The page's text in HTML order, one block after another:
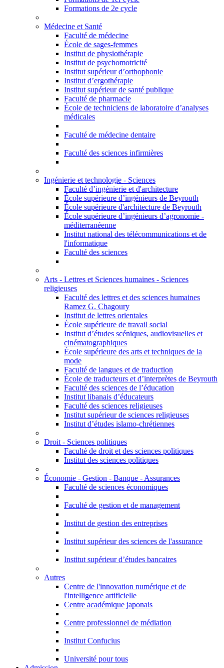
Formations de 2e cycle
Médecine et Santé
Faculté de médecine
École de sages-femmes
Institut de physiothérapie
Institut de psychomotricité
Institut supérieur d’orthophonie
Institut d’ergothérapie
Institut supérieur de santé publique
Faculté de pharmacie
École de techniciens de laboratoire d’analyses
médicales
Faculté de médecine dentaire
Faculté des sciences infirmières
Ingénierie et technologie - Sciences
Faculté d’ingénierie et d'architecture
École supérieure d’ingénieurs de Beyrouth
École supérieure d'architecture de Beyrouth
École supérieure d’ingénieurs d’agronomie -
méditerranéenne
Institut national des télécommunications et de
l'informatique
Faculté des sciences
Arts - Lettres et Sciences humaines - Sciences
religieuses
Faculté des lettres et des sciences humaines
Ramez G. Chagoury
Institut de lettres orientales
École supérieure de travail social
Institut d’études scéniques, audiovisuelles et
cinématographiques
École supérieure des arts et techniques de la
mode
Faculté de langues et de traduction
École de traducteurs et d’interprètes de Beyrouth
Faculté des sciences de l’éducation
Institut libanais d’éducateurs
Faculté des sciences religieuses
Institut supérieur de sciences religieuses
Institut d’études islamo-chrétiennes
Droit - Sciences politiques
Faculté de droit et des sciences politiques
Institut des sciences politiques
Économie - Gestion - Banque - Assurances
Faculté de sciences économiques
Faculté de gestion et de management
Institut de gestion des entreprises
Institut supérieur des sciences de l'assurance
Institut supérieur d’études bancaires
Autres
Centre de l'innovation numérique et de
l'intelligence artificielle
Centre académique japonais
Centre professionnel de médiation
Institut Confucius
Université pour tous